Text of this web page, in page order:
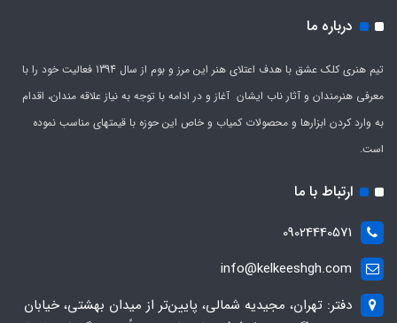
درباره ما
تیم هنری کلک عشق با هدف اعتلای هنر این مرز و بوم از سال 1394 فعالیت خود را با
معرفی هنرمندان و آثار ناب ایشان آغاز و در ادامه با توجه به نیاز علاقه مندان، اقدام
به وارد کردن ابزارها و محصولات کمیاب و خاص این حوزه با قیمتهای مناسب نموده
است.
ارتباط با ما
09024440571
info@kelkeeshgh.com
دفتر: تهران، مجیدیه شمالی، پایین‌تر از میدان بهشتی، خیابان